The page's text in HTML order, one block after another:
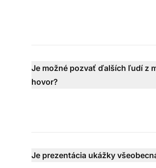
Je možné pozvať ďalších ľudí z
hovor?
Je prezentácia ukážky